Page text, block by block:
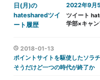
2022年9月
ツイート
学部×キャ
2018-01-13
ポイントサイトを駆使したソラ
そうだけど一つの時代が終了か